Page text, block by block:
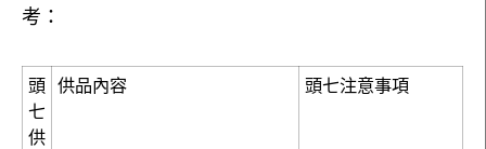
考：
頭
七
供
供品內容 頭七注意事項